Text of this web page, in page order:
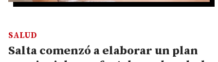
Salta comenzó a elaborar un plan
SALUD